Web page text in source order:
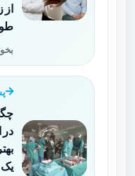
از
طولی
در
یک